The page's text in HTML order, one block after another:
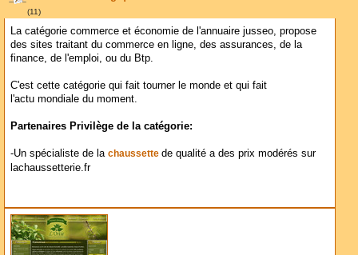
(11)
La catégorie commerce et économie de l'annuaire jusseo, propose
des sites traitant du commerce en ligne, des assurances, de la
finance, de l'emploi, ou du Btp.
C'est cette catégorie qui fait tourner le monde et qui fait
l'actu mondiale du moment.
Partenaires Privilège de la catégorie:
-Un spécialiste de la chaussette de qualité a des prix modérés sur
lachaussetterie.fr